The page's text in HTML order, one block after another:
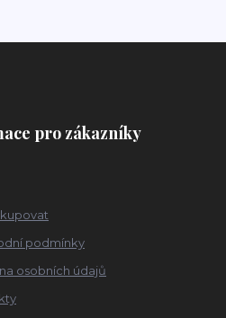
pro zákazníky
podmínky
osobních údajů